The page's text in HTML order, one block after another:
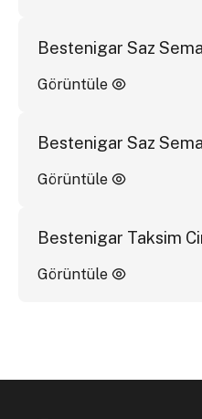
Bestenigar Saz
Görüntüle
Bestenigar Saz
Görüntüle
Bestenigar Taksim
Görüntüle